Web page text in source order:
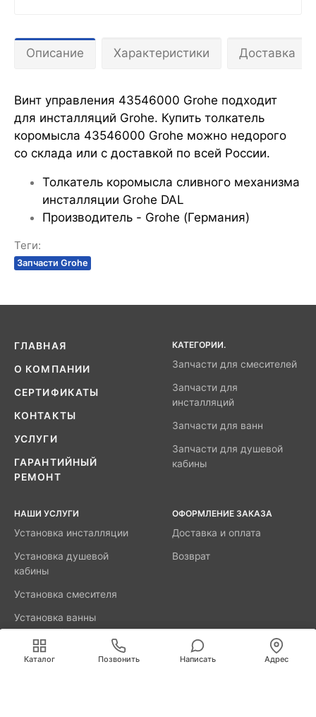
Описание Характеристики Доставка
Винт управления 43546000 Grohe подходит
для инсталляций Grohe. Купить толкатель
коромысла 43546000 Grohe можно недорого
со склада или с доставкой по всей России.
Толкатель коромысла сливного механизма
инсталляции Grohe DAL
Производитель - Grohe (Германия)
Теги:
Запчасти Grohe
ГЛАВНАЯ
О КОМПАНИИ
СЕРТИФИКАТЫ
КОНТАКТЫ
УСЛУГИ
ГАРАНТИЙНЫЙ
РЕМОНТ
КАТЕГОРИИ.
Запчасти для смесителей
Запчасти для
инсталляций
Запчасти для ванн
Запчасти для душевой
кабины
НАШИ УСЛУГИ
Установка инсталляции
Установка душевой
кабины
Установка смесителя
Установка ванны
акриловой
ОФОРМЛЕНИЕ ЗАКАЗА
Доставка и оплата
Возврат
Каталог Позвонить Написать Адрес
Мы используем cookies для быстрой и удобной
работы сайта. Продолжая пользоваться сайтом, вы
принимаете условияобработки персональных данных.